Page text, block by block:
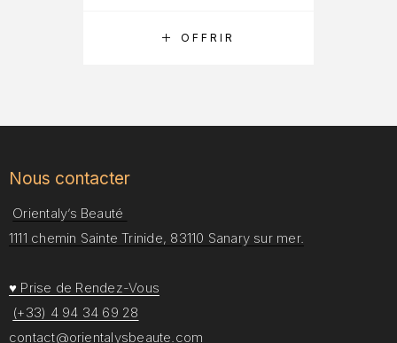
RÉSERVER
OFFRIR
Nous contacter
Orientaly’s Beauté
1111 chemin Sainte Trinide, 83110 Sanary sur mer.
♥ Prise de Rendez-Vous
(+33) 4 94 34 69 28
contact@orientalysbeaute.com